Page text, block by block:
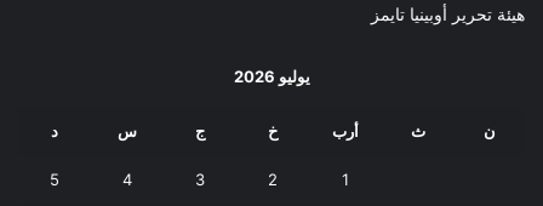
هيئة تحرير أوبينيا تايمز
يوليو 2026
ن ث أرب خ ج س د
1
2
3
4
5